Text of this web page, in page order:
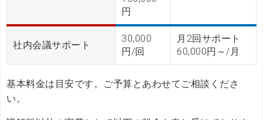
円
社内会議サポート
30,000
円/回
月2回サポート
60,000円～/月
基本料金は目安です。ご予算とあわせてご相談くださ
い。